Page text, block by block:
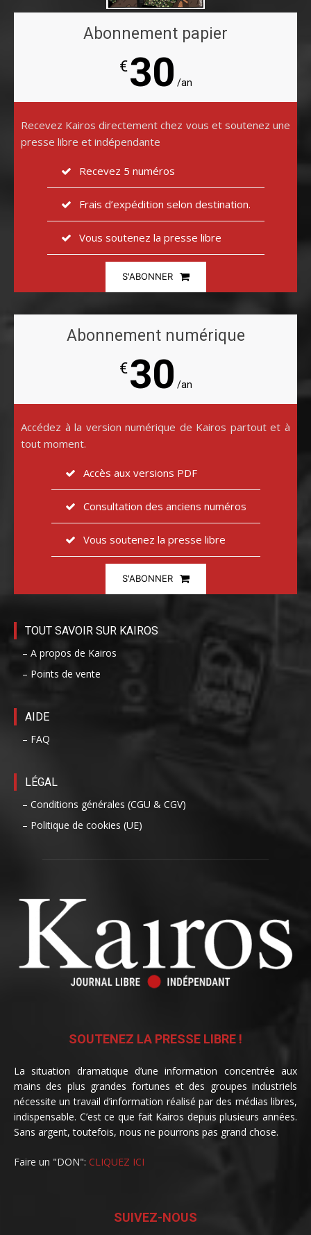
Abonnement papier
€30 /an
Recevez Kairos directement chez vous et soutenez une
presse libre et indépendante
Recevez 5 numéros
Frais d’expédition selon destination.
Vous soutenez la presse libre
S'ABONNER
Abonnement numérique
€30 /an
Accédez à la version numérique de Kairos partout et à
tout moment.
Accès aux versions PDF
Consultation des anciens numéros
Vous soutenez la presse libre
S'ABONNER
TOUT SAVOIR SUR KAIROS
– A propos de Kairos
– Points de vente
AIDE
– FAQ
LÉGAL
– Conditions générales (CGU & CGV)
– Politique de cookies (UE)
SOUTENEZ LA PRESSE LIBRE !
La situation dramatique d’une information concentrée aux
mains des plus grandes fortunes et des groupes industriels
nécessite un travail d’information réalisé par des médias libres,
indispensable. C’est ce que fait Kairos depuis plusieurs années.
Sans argent, toutefois, nous ne pourrons pas grand chose.
Faire un "DON": CLIQUEZ ICI
SUIVEZ-NOUS